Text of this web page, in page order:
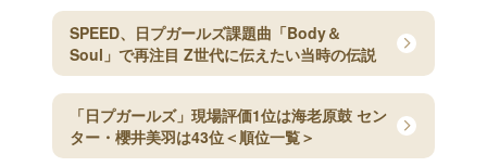
SPEED、日プガールズ課題曲「Body＆
Soul」で再注目 Z世代に伝えたい当時の伝説
「日プガールズ」現場評価1位は海老原鼓 セン
ター・櫻井美羽は43位＜順位一覧＞